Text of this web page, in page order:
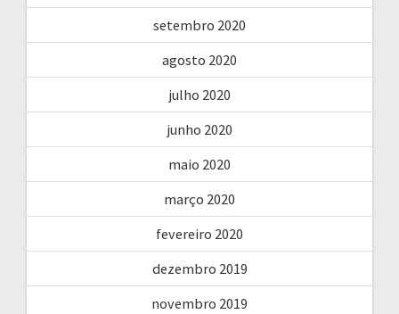
setembro 2020
agosto 2020
julho 2020
junho 2020
maio 2020
março 2020
fevereiro 2020
dezembro 2019
novembro 2019